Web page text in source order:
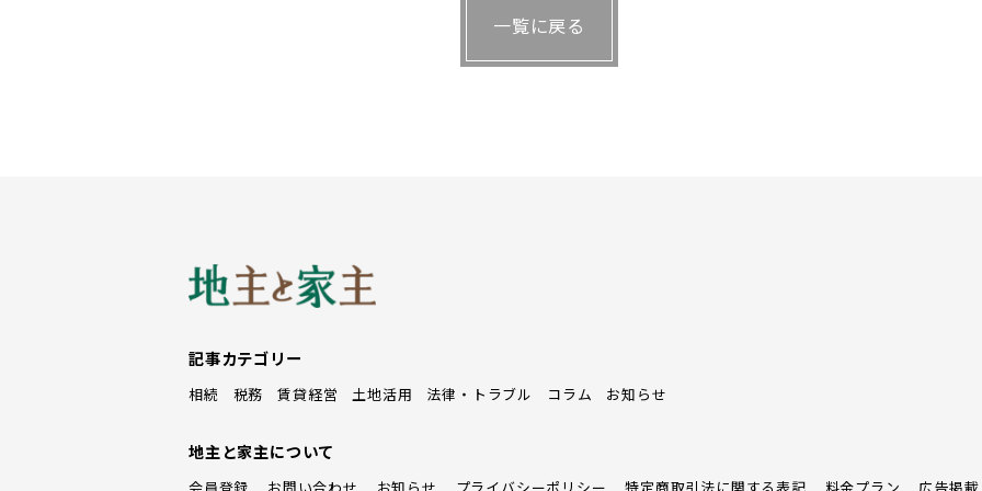
一覧に戻る
記事カテゴリー
相続 税務 賃貸経営 土地活用 法律・トラブル コラム お知らせ
地主と家主について